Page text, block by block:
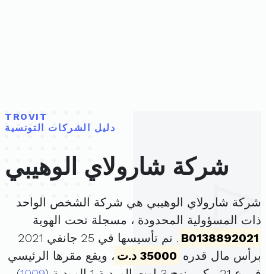
TROVIT
دليل الشركات التونسية
شركة شارولاي الوهيبي
شركة شارولاي الوهيبي هي شركة الشخص الواحد
ذات المسؤولية المحدودة ، مسجلة تحت الهوية
B0138892021
. تم تأسيسها في 25 جانفي 2021
برأس مال قدره 35000 د.ت
، ويقع مقرها الرئيسي